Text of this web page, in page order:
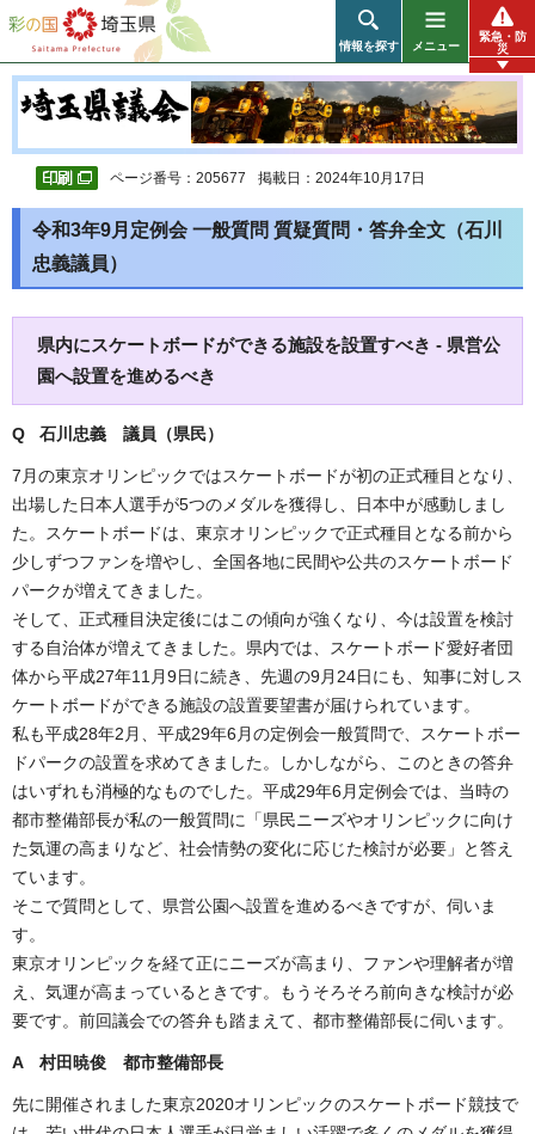
彩の国 埼玉県
情報を探す メニュー
緊急・防
災
ページ番号：205677 掲載日：2024年10月17日
令和3年9月定例会 一般質問 質疑質問・答弁全文（石川
忠義議員）
県内にスケートボードができる施設を設置すべき - 県営公
園へ設置を進めるべき
Q 石川忠義 議員（県民）
7月の東京オリンピックではスケートボードが初の正式種目となり、
出場した日本人選手が5つのメダルを獲得し、日本中が感動しまし
た。スケートボードは、東京オリンピックで正式種目となる前から
少しずつファンを増やし、全国各地に民間や公共のスケートボード
パークが増えてきました。
そして、正式種目決定後にはこの傾向が強くなり、今は設置を検討
する自治体が増えてきました。県内では、スケートボード愛好者団
体から平成27年11月9日に続き、先週の9月24日にも、知事に対しス
ケートボードができる施設の設置要望書が届けられています。
私も平成28年2月、平成29年6月の定例会一般質問で、スケートボー
ドパークの設置を求めてきました。しかしながら、このときの答弁
はいずれも消極的なものでした。平成29年6月定例会では、当時の
都市整備部長が私の一般質問に「県民ニーズやオリンピックに向け
た気運の高まりなど、社会情勢の変化に応じた検討が必要」と答え
ています。
そこで質問として、県営公園へ設置を進めるべきですが、伺いま
す。
東京オリンピックを経て正にニーズが高まり、ファンや理解者が増
え、気運が高まっているときです。もうそろそろ前向きな検討が必
要です。前回議会での答弁も踏まえて、都市整備部長に伺います。
A 村田暁俊 都市整備部長
先に開催されました東京2020オリンピックのスケートボード競技で